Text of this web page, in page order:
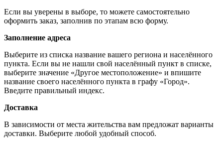
Если вы уверены в выборе, то можете самостоятельно
оформить заказ, заполнив по этапам всю форму.
Заполнение адреса
Выберите из списка название вашего региона и населённого
пункта. Если вы не нашли свой населённый пункт в списке,
выберите значение «Другое местоположение» и впишите
название своего населённого пункта в графу «Город».
Введите правильный индекс.
Доставка
В зависимости от места жительства вам предложат варианты
доставки. Выберите любой удобный способ.